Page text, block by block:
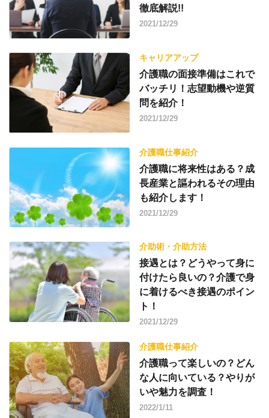
徹底解説!!
2021/12/29
キャリアアップ
介護職の面接準備はこれで
バッチリ！志望動機や逆質
問を紹介！
2021/12/29
介護職仕事紹介
介護職に将来性はある？成
長産業と謳われるその理由
も紹介します！
2021/12/29
介助術・介助方法
接遇とは？どうやって身に
付けたら良いの？介護で身
に着けるべき接遇のポイン
ト！
2021/12/29
介護職仕事紹介
介護職って楽しいの？どん
な人に向いている？やりが
いや魅力を調査！
2022/1/11